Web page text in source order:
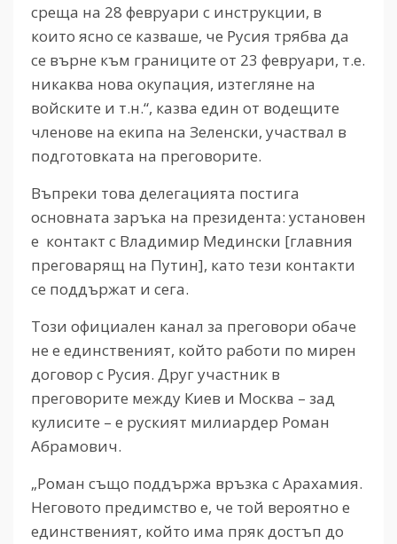
среща на 28 февруари с инструкции, в
които ясно се казваше, че Русия трябва да
се върне към границите от 23 февруари, т.е.
никаква нова окупация, изтегляне на
войските и т.н.“, казва един от водещите
членове на екипа на Зеленски, участвал в
подготовката на преговорите.
Въпреки това делегацията постига
основната заръка на президента: установен
е контакт с Владимир Медински [главния
преговарящ на Путин], като тези контакти
се поддържат и сега.
Този официален канал за преговори обаче
не е единственият, който работи по мирен
договор с Русия. Друг участник в
преговорите между Киев и Москва – зад
кулисите – е руският милиардер Роман
Абрамович.
„Роман също поддържа връзка с Арахамия.
Неговото предимство е, че той вероятно е
единственият, който има пряк достъп до